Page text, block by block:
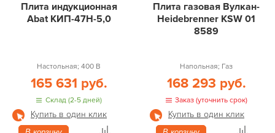
Плита индукционная
Abat КИП-47Н-5,0
Настольная; 400 В
165 631 руб.
Склад (2-5 дней)
Купить в один клик
Плита газовая Вулкан-
Heidebrenner KSW 01
8589
Напольная; Газ
168 293 руб.
Заказ (уточнить срок)
Купить в один клик